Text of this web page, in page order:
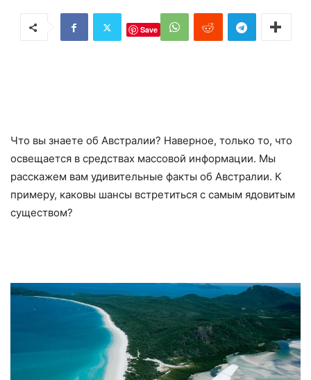
Save
Что вы знаете об Австралии? Наверное, только то, что
освещается в средствах массовой информации. Мы
расскажем вам удивительные факты об Австралии. К
примеру, каковы шансы встретиться с самым ядовитым
существом?